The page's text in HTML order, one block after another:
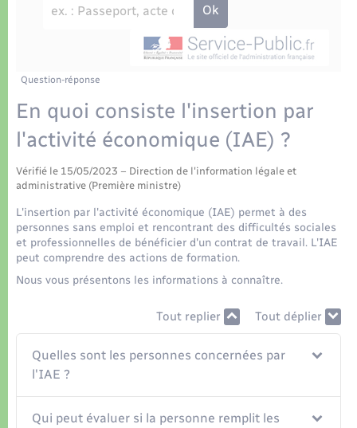
Eau - Assainissement
Transports
Transports scolaires
Logement - Urbanisme
Loisirs
Seniors
Nouvel habitant
Organisation d’événement
Travaux - Autorisation d’occupation de l’espace
Présentation de la commune
Publications
La Communauté de communes
Question-réponse
En quoi consiste l'insertion par
l'activité économique (IAE) ?
Vérifié le 15/05/2023 – Direction de l'information légale et
administrative (Première ministre)
L'insertion par l'activité économique (IAE) permet à des
personnes sans emploi et rencontrant des difficultés sociales
et professionnelles de bénéficier d'un contrat de travail. L'IAE
peut comprendre des actions de formation.
Nous vous présentons les informations à connaître.
Tout replier Tout déplier
Quelles sont les personnes concernées par
l'IAE ?
Qui peut évaluer si la personne remplit les